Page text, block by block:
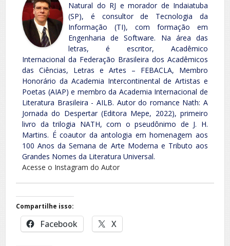
Natural do RJ e morador de Indaiatuba
(SP), é consultor de Tecnologia da
Informação (TI), com formação em
Engenharia de Software. Na área das
letras, é escritor, Acadêmico
Internacional da Federação Brasileira dos Acadêmicos
das Ciências, Letras e Artes – FEBACLA, Membro
Honorário da Academia Intercontinental de Artistas e
Poetas (AIAP) e membro da Academia Internacional de
Literatura Brasileira - AILB. Autor do romance Nath: A
Jornada do Despertar (Editora Mepe, 2022), primeiro
livro da trilogia NATH, com o pseudônimo de J. H.
Martins. É coautor da antologia em homenagem aos
100 Anos da Semana de Arte Moderna e Tributo aos
Grandes Nomes da Literatura Universal.
Acesse o Instagram do Autor
Compartilhe isso:
Facebook X